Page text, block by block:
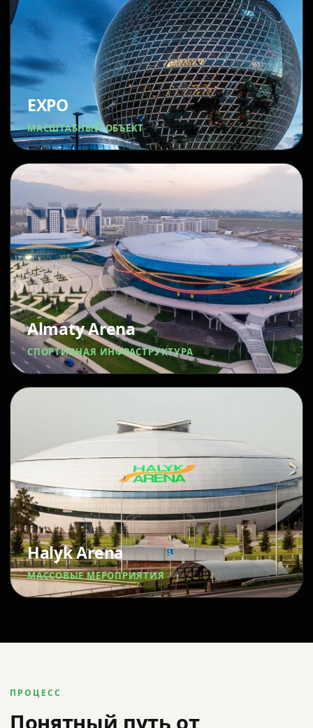
EXPO
МАСШТАБНЫЙ ОБЪЕКТ
Almaty Arena
СПОРТИВНАЯ ИНФРАСТРУКТУРА
Halyk Arena
МАССОВЫЕ МЕРОПРИЯТИЯ
ПРОЦЕСС
Понятный путь от